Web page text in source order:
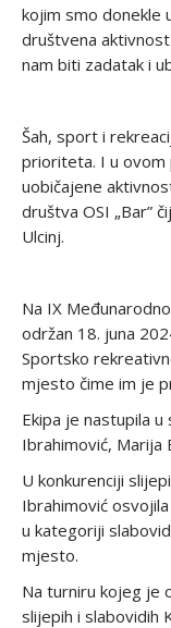
kojim smo donekle
društvena
nam biti zadatak i
Šah, sport i
prioriteta. I u ovom
uobičajene
društva OSI „Bar”
Ulcinj.
Na IX
održan 18. juna
Sportsko
mjesto čime im je
Ekipa je nastupila u
Ibrahimović, Marija
U konkurenciji
Ibrahimović
u kategoriji
mjesto.
Na turniru kojeg je
slijepih i slabovidih